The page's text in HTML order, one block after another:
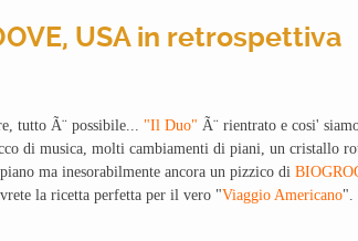
USA in retrospettiva
tutto Ã¨ possibile... "Il Duo" Ã¨ rientrato e cosi'
di musica, molti cambiamenti di piani, un cristallo
ma inesorabilmente ancora un pizzico di
la ricetta perfetta per il vero "Viaggio Americano".